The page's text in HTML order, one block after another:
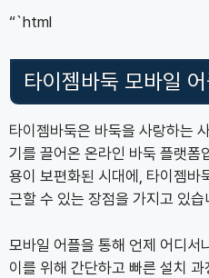
“`html
타이젬바둑 모바일
타이젬바둑은 바둑을 사랑하는
기를 끌어온 온라인 바둑 플랫폼
용이 보편화된 시대에, 타이젬바
근할 수 있는 장점을 가지고 있습
모바일 어플을 통해 언제 어디서
이를 위해 간단하고 빠른 설치